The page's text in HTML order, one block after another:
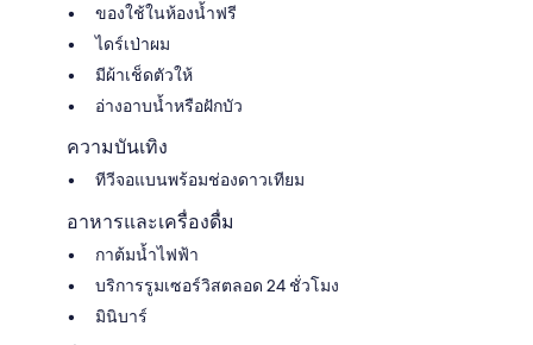
ของใช้ในห้องน้ำฟรี
ไดร์เป่าผม
มีผ้าเช็ดตัวให้
อ่างอาบน้ำหรือฝักบัว
ความบันเทิง
ทีวีจอแบนพร้อมช่องดาวเทียม
อาหารและเครื่องดื่ม
กาต้มน้ำไฟฟ้า
บริการรูมเซอร์วิสตลอด 24 ชั่วโมง
มินิบาร์